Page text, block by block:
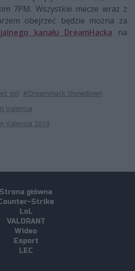
7PM. Wszystkie mecze wraz z
obejrzeć będzie można za
kanału DreamHacka na
girl #DreamHack Showdown
Valencia
Valencia 2019
Strona główna
Strike
LoL
VALORANT
Wideo
Esport
LEC